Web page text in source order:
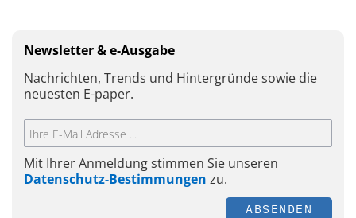
Newsletter & e-Ausgabe
Nachrichten, Trends und Hintergründe sowie die
neuesten E-paper.
Mit Ihrer Anmeldung stimmen Sie unseren
Datenschutz-Bestimmungen zu.
ABSENDEN